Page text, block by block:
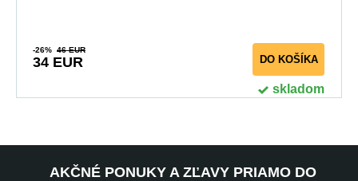
-26% 46 EUR
34 EUR DO KOŠÍKA
skladom
AKČNÉ PONUKY A ZĽAVY PRIAMO DO